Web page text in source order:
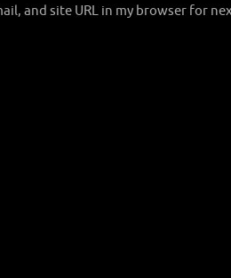
and site URL in my browser for